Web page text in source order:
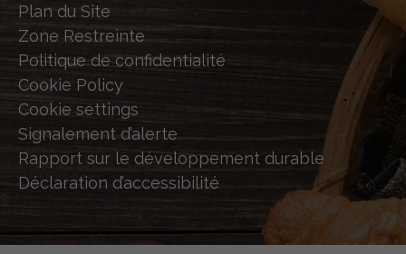
Plan du Site
Zone Restreinte
Politique de confidentialité
Cookie Policy
Cookie settings
Signalement d’alerte
Rapport sur le développement durable
Déclaration d’accessibilité